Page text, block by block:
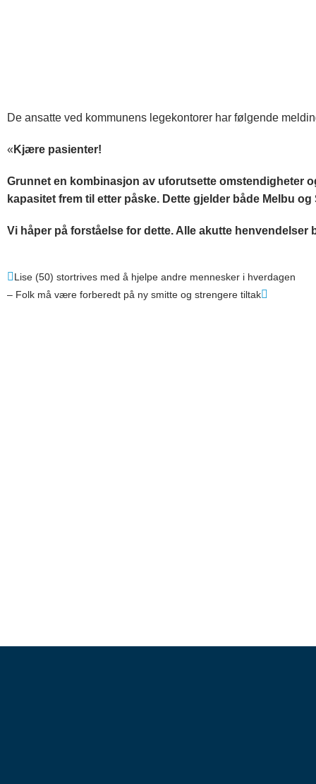
De ansatte ved kommunens legekontorer har følgende
« Kjære pasienter!
Grunnet en kombinasjon av uforutsette omstendigheter
kapasitet frem til etter påske. Dette gjelder både Melbu
Vi håper på forståelse for dette. Alle akutte henvendelser
Lise (50) stortrives med å hjelpe andre mennesker i hverdagen
– Folk må være forberedt på ny smitte og strengere tiltak